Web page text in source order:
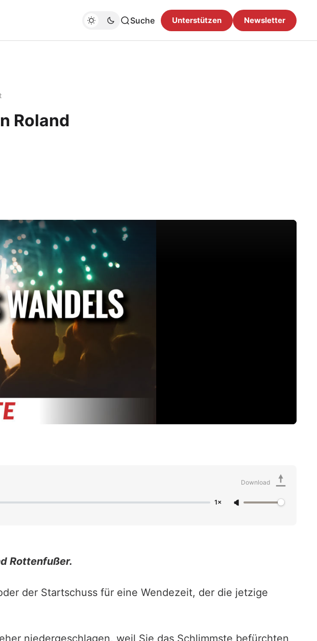
Suche Unterstützen Newsletter
Roland
1×
Download
Rottenfußer.
der Startschuss für eine Wendezeit, der die jetzige
niedergeschlagen, weil Sie das Schlimmste befürchten